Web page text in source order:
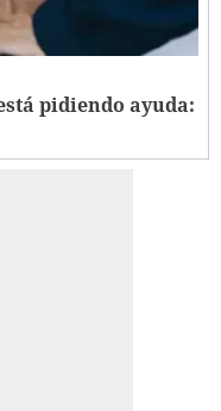
pidiendo ayuda: